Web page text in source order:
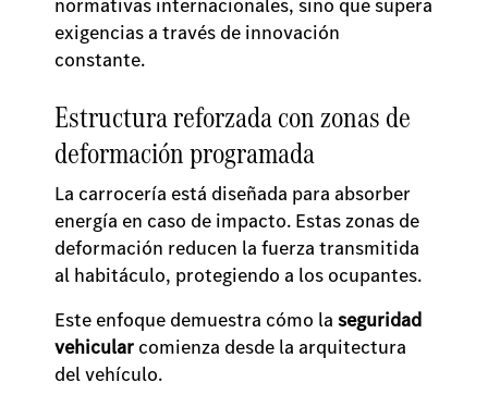
exigencias a través de innovación
constante.
Estructura reforzada con zonas de
deformación programada
La carrocería está diseñada para absorber
energía en caso de impacto. Estas zonas de
deformación reducen la fuerza transmitida
al habitáculo, protegiendo a los ocupantes.
Este enfoque demuestra cómo la seguridad
vehicular comienza desde la arquitectura
del vehículo.